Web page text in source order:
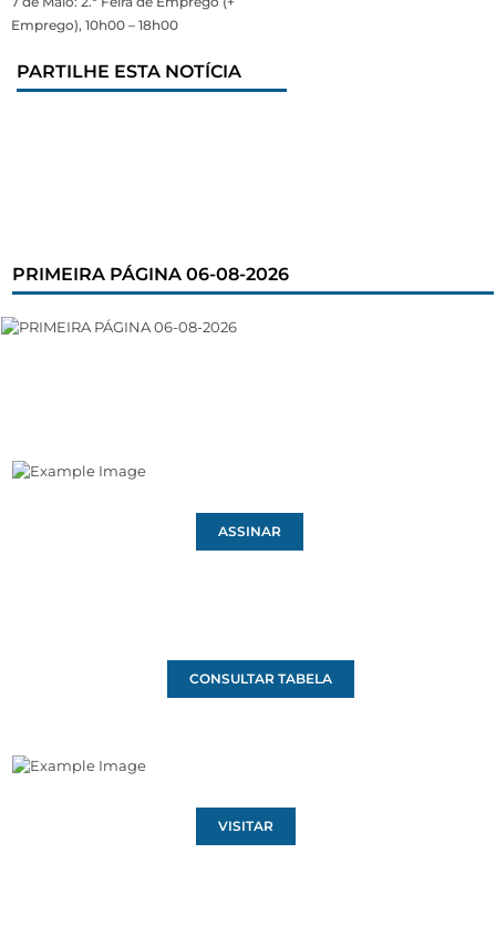
Emprego), 10h00 – 18h00
PARTILHE ESTA NOTÍCIA
PRIMEIRA PÁGINA 06-08-2026
ASSINAR
CONSULTAR TABELA
VISITAR